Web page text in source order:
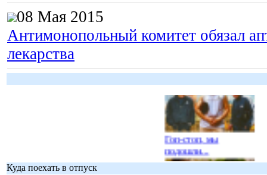
08 Мая 2015
Антимонопольный комитет обязал
лекарства
Гоп-стоп, мы
подошли...
Куда поехать в отпуск